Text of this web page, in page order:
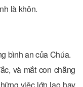
là khôn.
bình an của Chúa.
và mắt con chẳng
việc lớn lao hay